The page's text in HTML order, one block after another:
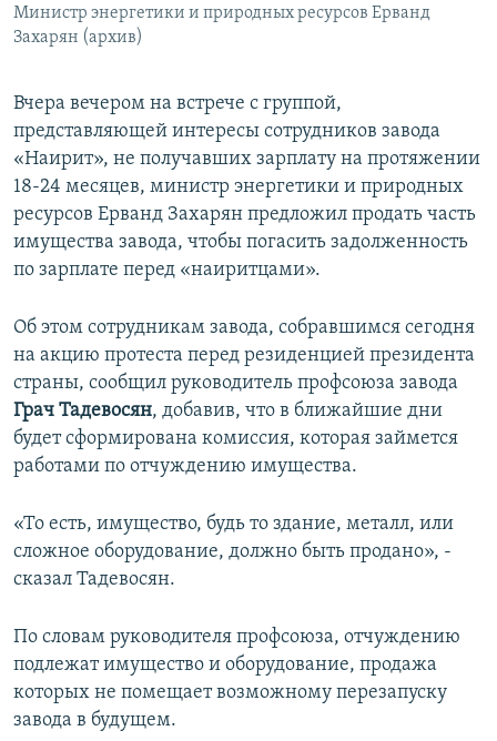
Министр энергетики и природных ресурсов Ерванд
Захарян (архив)
Вчера вечером на встрече с группой,
представляющей интересы сотрудников завода
«Наирит», не получавших зарплату на протяжении
18-24 месяцев, министр энергетики и природных
ресурсов Ерванд Захарян предложил продать часть
имущества завода, чтобы погасить задолженность
по зарплате перед «наиритцами».
Об этом сотрудникам завода, собравшимся сегодня
на акцию протеста перед резиденцией президента
страны, сообщил руководитель профсоюза завода
Грач Тадевосян, добавив, что в ближайшие дни
будет сформирована комиссия, которая займется
работами по отчуждению имущества.
«То есть, имущество, будь то здание, металл, или
сложное оборудование, должно быть продано», -
сказал Тадевосян.
По словам руководителя профсоюза, отчуждению
подлежат имущество и оборудование, продажа
которых не помещает возможному перезапуску
завода в будущем.